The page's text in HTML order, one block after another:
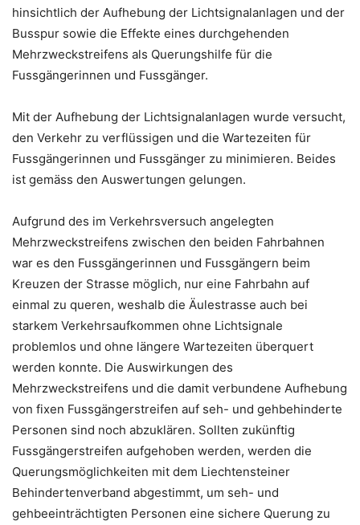
hinsichtlich der Aufhebung der Lichtsignalanlagen und der
Busspur sowie die Effekte eines durchgehenden
Mehrzweckstreifens als Querungshilfe für die
Fussgängerinnen und Fussgänger.
Mit der Aufhebung der Lichtsignalanlagen wurde versucht,
den Verkehr zu verflüssigen und die Wartezeiten für
Fussgängerinnen und Fussgänger zu minimieren. Beides
ist gemäss den Auswertungen gelungen.
Aufgrund des im Verkehrsversuch angelegten
Mehrzweckstreifens zwischen den beiden Fahrbahnen
war es den Fussgängerinnen und Fussgängern beim
Kreuzen der Strasse möglich, nur eine Fahrbahn auf
einmal zu queren, weshalb die Äulestrasse auch bei
starkem Verkehrsaufkommen ohne Lichtsignale
problemlos und ohne längere Wartezeiten überquert
werden konnte. Die Auswirkungen des
Mehrzweckstreifens und die damit verbundene Aufhebung
von fixen Fussgängerstreifen auf seh- und gehbehinderte
Personen sind noch abzuklären. Sollten zukünftig
Fussgängerstreifen aufgehoben werden, werden die
Querungsmöglichkeiten mit dem Liechtensteiner
Behindertenverband abgestimmt, um seh- und
gehbeeinträchtigten Personen eine sichere Querung zu